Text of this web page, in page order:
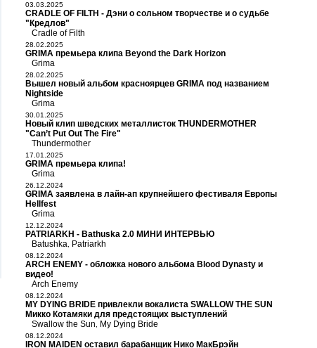
03.03.2025
CRADLE OF FILTH - Дэни о сольном творчестве и о судьбе
"Кредлов"
Cradle of Filth
28.02.2025
GRIMA премьера клипа Beyond the Dark Horizon
Grima
28.02.2025
Вышел новый альбом красноярцев GRIMA под названием
Nightside
Grima
30.01.2025
Новый клип шведских металлисток THUNDERMOTHER
"Can’t Put Out The Fire"
Thundermother
17.01.2025
GRIMA премьера клипа!
Grima
26.12.2024
GRIMA заявлена в лайн-ап крупнейшего фестиваля Европы
Hellfest
Grima
12.12.2024
PATRIARKH - Bathuska 2.0 МИНИ ИНТЕРВЬЮ
Batushka Patriarkh
08.12.2024
ARCH ENEMY - обложка нового альбома Blood Dynasty и
видео!
Arch Enemy
08.12.2024
MY DYING BRIDE привлекли вокалиста SWALLOW THE SUN
Микко Котамяки для предстоящих выступлений
Swallow the Sun
My Dying Bride
08.12.2024
IRON MAIDEN оставил барабанщик Нико МакБрэйн